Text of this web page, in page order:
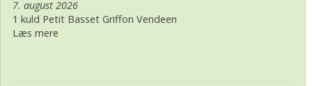
7. august 2026
1 kuld Petit Basset Griffon Vendeen
Læs mere